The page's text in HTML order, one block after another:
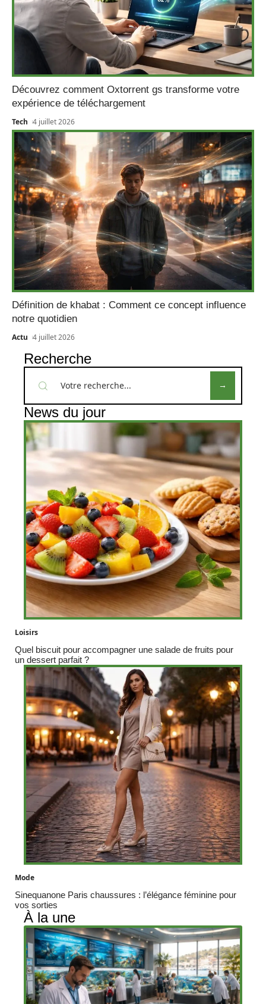
Découvrez comment Oxtorrent gs transforme votre
expérience de téléchargement
Tech 4 juillet 2026
Définition de khabat : Comment ce concept influence
notre quotidien
Actu 4 juillet 2026
Recherche
News du jour
Loisirs
Quel biscuit pour accompagner une salade de fruits pour
un dessert parfait ?
Mode
Sinequanone Paris chaussures : l’élégance féminine pour
vos sorties
À la une